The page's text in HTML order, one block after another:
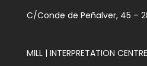
C/Conde de Peñalver, 45 –
MILL | INTERPRETATION